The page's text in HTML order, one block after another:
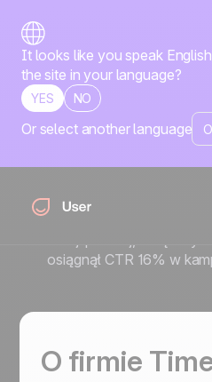
It looks like you speak
the site in your language?
YES NO
Or select another language
Jak
rezerwacje
Dowiedz się, jak TimeCamp
osiągnął CTR 16% w
O firmie